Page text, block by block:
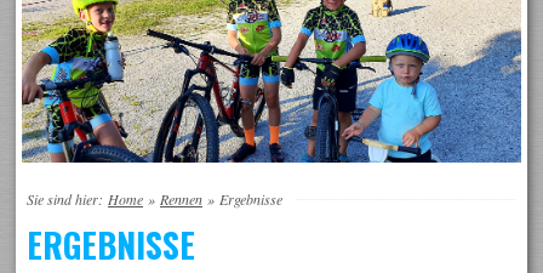
Sie sind hier: Home » Rennen » Ergebnisse
ERGEBNISSE